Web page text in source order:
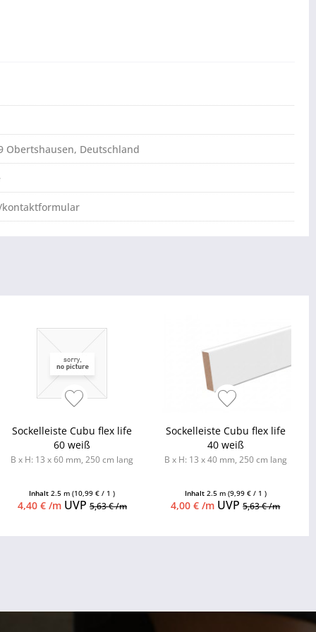
Obertshausen, Deutschland
Sockelleiste Cubu flex life
60 weiß
B x H: 13 x 60 mm, 250 cm lang
Inhalt2.5 m(10,99 € / 1 )
4,40 € /mUVP 5,63 € /m
Sockelleiste Cubu flex life
40 weiß
B x H: 13 x 40 mm, 250 cm lang
Inhalt 2.5 m (9,99 € / 1 )
4,00 € /m UVP5,63 € /m